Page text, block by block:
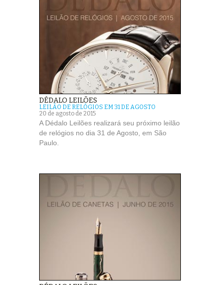
DÉDALO LEILÕES
LEILÃO DE RELÓGIOS EM 31 DE AGOSTO
20 de agosto de 2015
A Dédalo Leilões realizará seu próximo leilão
de relógios no dia 31 de Agosto, em São
Paulo.